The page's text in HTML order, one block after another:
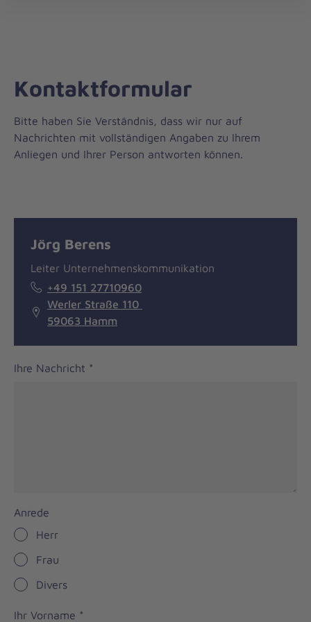
Kontaktformular
Bitte haben Sie Verständnis, dass wir nur auf
Nachrichten mit vollständigen Angaben zu Ihrem
Anliegen und Ihrer Person antworten können.
Jörg Berens
Leiter Unternehmenskommunikation
+49 151 27710960
Werler Straße 110
59063 Hamm
Ihre Nachricht *
Anrede
Herr
Frau
Divers
Ihr Vorname *